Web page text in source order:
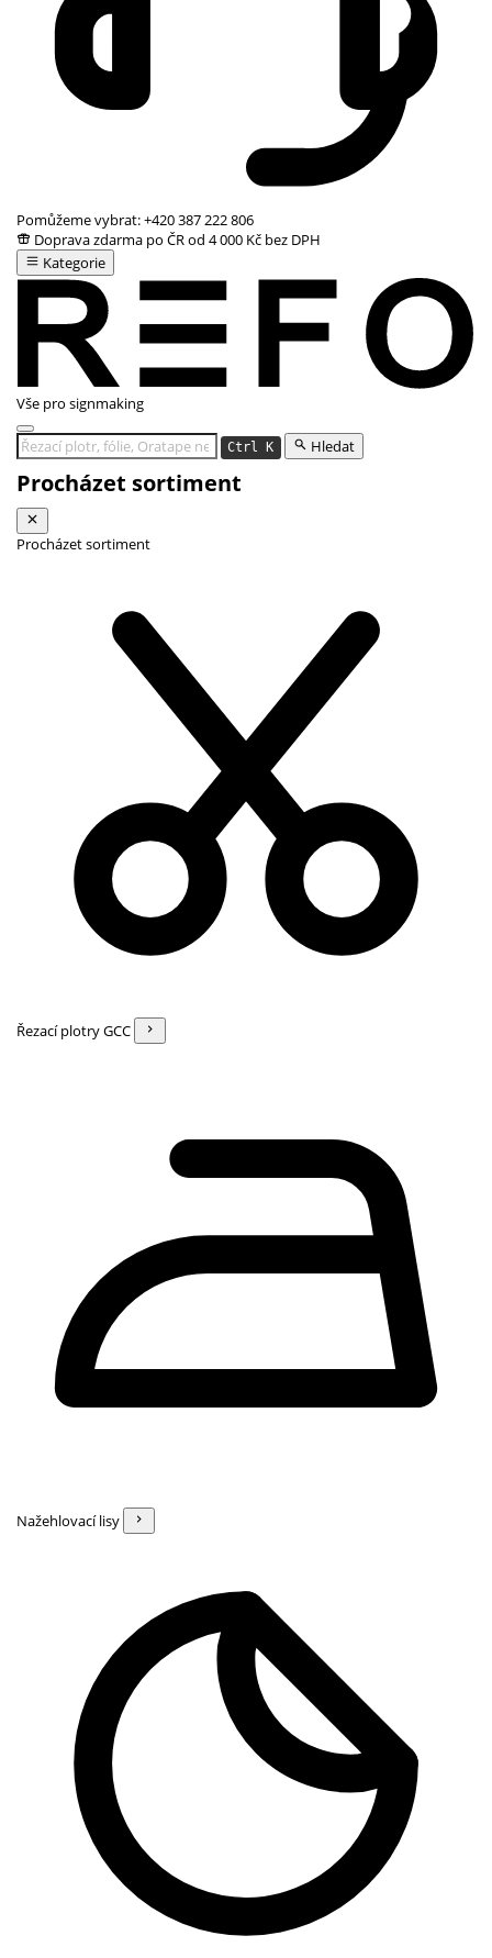
Pomůžeme vybrat:+420 387 222 806
Doprava zdarma po ČR od 4 000 Kč bez DPH
Kategorie
Vše pro signmaking
Ctrl K Hledat
Procházet sortiment
Procházet sortiment
Řezací plotry GCC
Nažehlovací lisy